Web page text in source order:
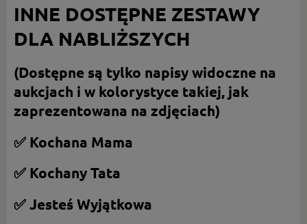
INNE DOSTĘPNE ZESTAWY
DLA NABLIŻSZYCH
(Dostępne są tylko napisy widoczne na
aukcjach i w kolorystyce takiej, jak
zaprezentowana na zdjęciach)
✅ Kochana Mama
✅ Kochany Tata
✅ Jesteś Wyjątkowa